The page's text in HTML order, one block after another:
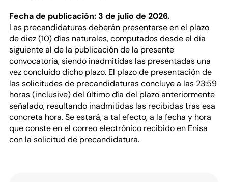
Fecha de publicación: 3 de julio de 2026.
Las precandidaturas deberán presentarse en el plazo
de diez (10) días naturales, computados desde el día
siguiente al de la publicación de la presente
convocatoria, siendo inadmitidas las presentadas una
vez concluido dicho plazo. El plazo de presentación de
las solicitudes de precandidaturas concluye a las 23:59
horas (inclusive) del último día del plazo anteriormente
señalado, resultando inadmitidas las recibidas tras esa
concreta hora. Se estará, a tal efecto, a la fecha y hora
que conste en el correo electrónico recibido en Enisa
con la solicitud de precandidatura.